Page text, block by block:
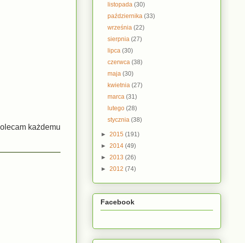
każdemu
listopada(30)
października(33)
września(22)
sierpnia(27)
lipca(30)
czerwca(38)
maja(30)
kwietnia(27)
marca(31)
lutego(28)
stycznia(38)
► 2015 (191)
► 2014 (49)
► 2013 (26)
► 2012 (74)
Facebook